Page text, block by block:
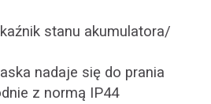
stanu akumulatora/
nadaje się do prania
z normą IP44